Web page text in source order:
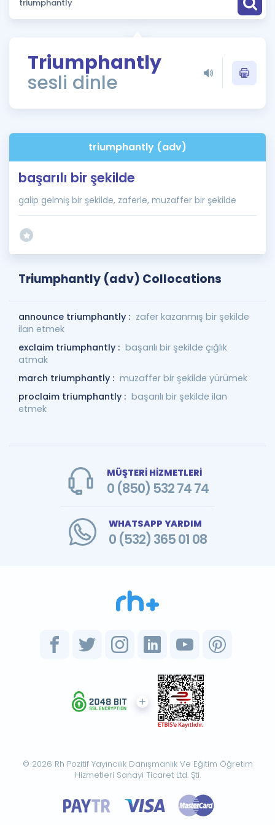
Puan Hesaplama
ÖSYM Sınav Takvimi
Kampanyalar
İngilizce Gramer
Triumphantly
sesli dinle
triumphantly (adv)
başarılı bir şekilde
galip gelmiş bir şekilde, zaferle, muzaffer bir şekilde
Triumphantly (adv) Collocations
announce triumphantly : zafer kazanmış bir şekilde
ilan etmek
exclaim triumphantly : başarılı bir şekilde çığlık
atmak
march triumphantly : muzaffer bir şekilde yürümek
proclaim triumphantly : başarılı bir şekilde ilan
etmek
MÜŞTERİ HİZMETLERİ
0 (850) 532 74 74
WHATSAPP YARDIM
0 (532) 365 01 08
© 2026 Rh Pozitif Yayıncılık Danışmanlık Ve Eğitim Öğretim
Hizmetleri Sanayi Ticaret Ltd. Şti.